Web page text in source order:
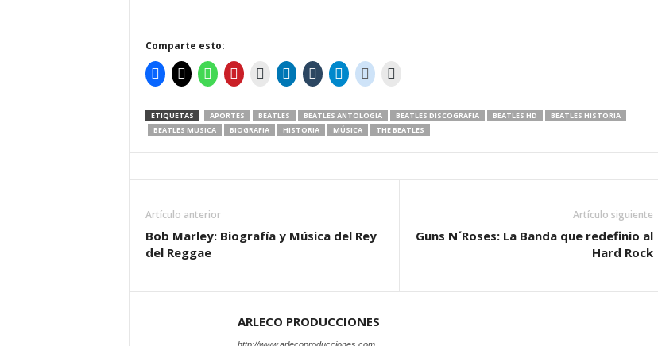
Comparte esto:
ETIQUETAS APORTES BEATLES BEATLES ANTOLOGIA BEATLES DISCOGRAFIA BEATLES HD
BEATLES HISTORIA
BEATLES MUSICA
BIOGRAFIA HISTORIA MÚSICA THE BEATLES
Artículo anterior
Bob Marley: Biografía y Música del Rey
del Reggae
Artículo siguiente
Guns N´Roses: La Banda que redefinio al
Hard Rock
ARLECO PRODUCCIONES